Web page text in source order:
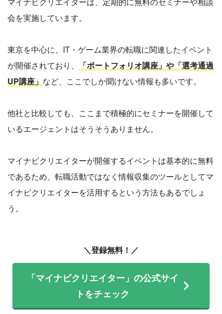
会を実施しています。
東京を中心に、IT・ゲーム業界の転職に関連したイベント
が開催されており、
「ポートフォリオ講座」や「選考通過
UP講座」 など、ここでしか聞けない情報も多いです。
他社と比較しても、ここまで積極的にセミナーを開催して
いるエージェントはそうそうありません。
マイナビクリエイターが開催するイベントは基本的に無料
であるため、転職活動ではなく情報収集のツールとしてマ
イナビクリエイターを活用するという方法もあるでしょ
う。
＼登録無料！／
「マイナビクリエイター」の公式サイ
トをチェック